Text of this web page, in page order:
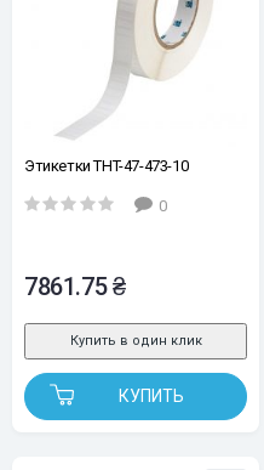
Этикетки THT-47-473-10
0
7861.75 ₴
КУПИТЬ
Купить в один клик